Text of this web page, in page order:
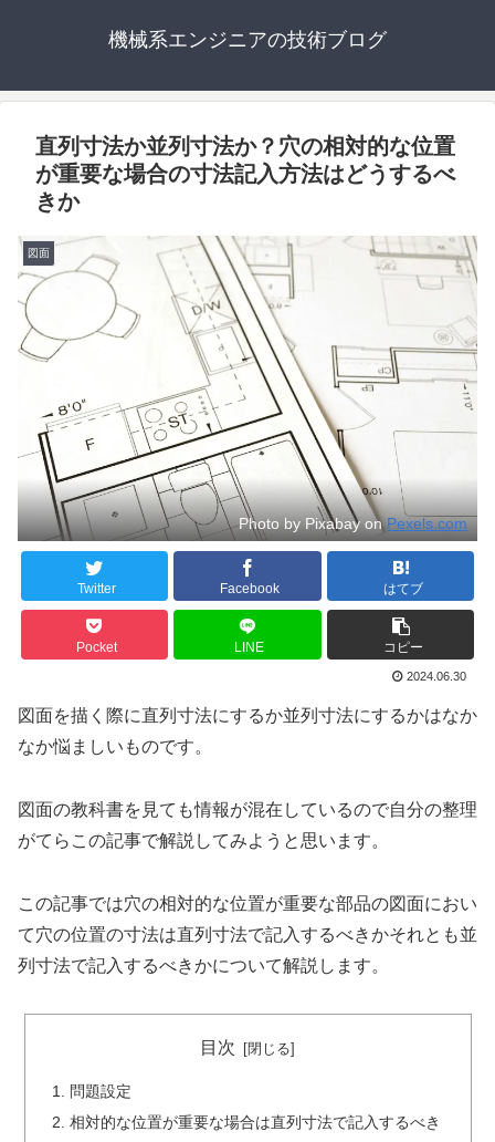
機械系エンジニアの技術ブログ
直列寸法か並列寸法か？穴の相対的な位置
が重要な場合の寸法記入方法はどうするべ
きか
図面
Photo by Pixabay onPexels.com
Twitter Facebook はてブ
Pocket LINE コピー
2024.06.30
図面を描く際に直列寸法にするか並列寸法にするかはなか
なか悩ましいものです。
図面の教科書を見ても情報が混在しているので自分の整理
がてらこの記事で解説してみようと思います。
この記事では穴の相対的な位置が重要な部品の図面におい
て穴の位置の寸法は直列寸法で記入するべきかそれとも並
列寸法で記入するべきかについて解説します。
目次
問題設定
相対的な位置が重要な場合は直列寸法で記入するべき